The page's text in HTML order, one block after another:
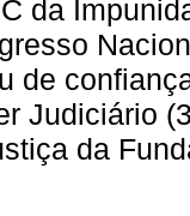
da
de
Judiciário
da